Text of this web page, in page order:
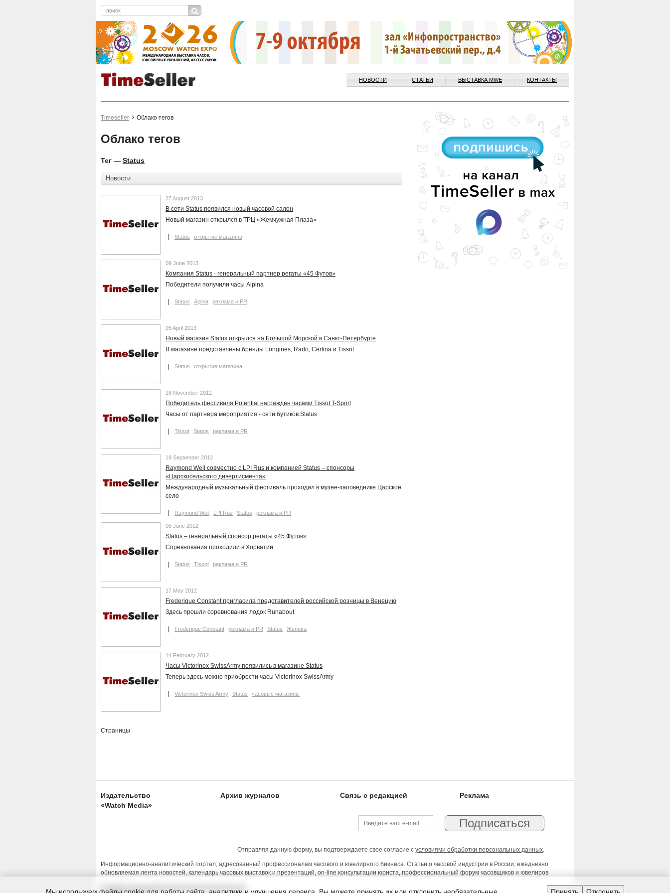
НОВОСТИ СТАТЬИ ВЫСТАВКА MWE КОНТАКТЫ
Timeseller Облако тегов
Облако тегов
Тег — Status
Новости
27 August 2013
В сети Status появился новый часовой салон
Новый магазин открылся в ТРЦ «Жемчужная Плаза»
Status открытие магазина
09 June 2013
Компания Status - генеральный партнер регаты «45 Футов»
Победители получили часы Alpina
Status Alpina реклама и PR
05 April 2013
Новый магазин Status открылся на Большой Морской в Санкт-Петербурге
В магазине представлены бренды Longines, Rado, Certina и Tissot
Status открытие магазина
28 November 2012
Победитель фестиваля Potential награжден часами Tissot T-Sport
Часы от партнера мероприятия - сети бутиков Status
Tissot Status реклама и PR
19 September 2012
Raymond Weil совместно с LPI Rus и компанией Status – спонсоры
«Царскосельского дивертисмента»
Международный музыкальный фестиваль проходил в музее-заповеднике Царское
село
Raymond Weil LPI Rus Status реклама и PR
05 June 2012
Status – генеральный спонсор регаты «45 Футов»
Соревнования проходили в Хорватии
Status Tissot реклама и PR
17 May 2012
Frederique Constant пригласила представителей российской розницы в Венецию
Здесь прошли соревнования лодок Runabout
Frederique Constant реклама и PR Status Женева
14 February 2012
Часы Victorinox SwissArmy появились в магазине Status
Теперь здесь можно приобрести часы Victorinox SwissArmy
Victorinox Swiss Army Status часовые магазины
Страницы
Издательство
«Watch Media»
Архив журналов Связь с редакцией Реклама
Отправляя данную форму, вы подтверждаете свое согласие с условиями обработки персональных данных.
Информационно-аналитический портал, адресованный профессионалам часового и ювелирного бизнеса. Статьи о часовой индустрии в России, ежедневно
обновляемая лента новостей, календарь часовых выставок и презентаций, on-line консультации юриста, профессиональный форум часовщиков и ювелиров